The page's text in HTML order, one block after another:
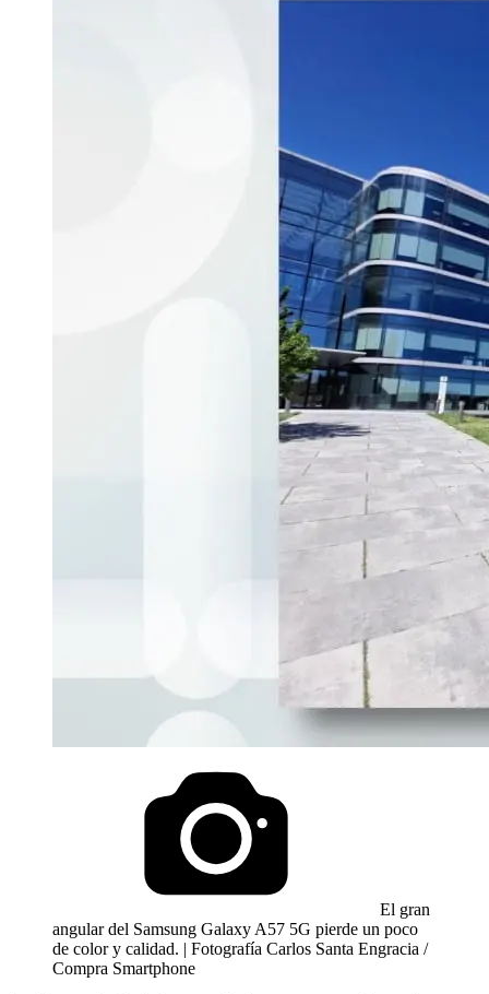
El gran
angular del Samsung Galaxy A57 5G pierde un poco
de color y calidad. | Fotografía Carlos Santa Engracia /
Compra Smartphone